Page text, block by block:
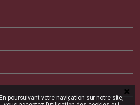
En poursuivant votre navigation sur notre site,